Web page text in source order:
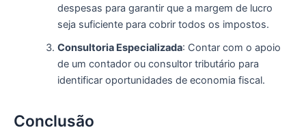
despesas para garantir que a margem de lucro
seja suficiente para cobrir todos os impostos.
Consultoria Especializada: Contar com o apoio
de um contador ou consultor tributário para
identificar oportunidades de economia fiscal.
Conclusão